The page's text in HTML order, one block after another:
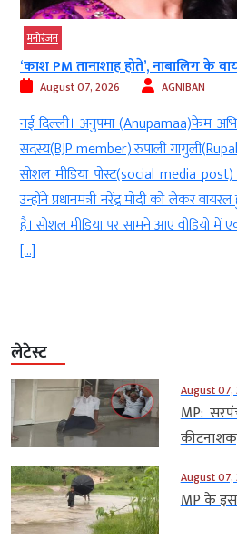
मनोरंजन
‘काश PM तानाशाह होते’, नाबालिग के
August 07, 2026 AGNIBAN
नई दिल्ली। अनुपमा (Anupamaa)फेम
सदस्य(BJP member) रुपाली
सोशल मीडिया पोस्ट(social media
उन्होंने प्रधानमंत्री नरेंद्र मोदी को लेकर
है। सोशल मीडिया पर सामने आए वीडियो में
[…]
लेटेस्ट
August 07,
MP:
August 07,
MP के इस